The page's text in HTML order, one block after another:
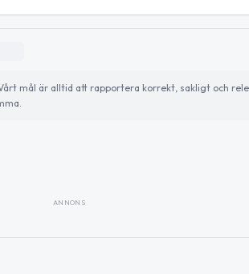
mål är alltid att rapportera korrekt, sakligt och
ANNONS